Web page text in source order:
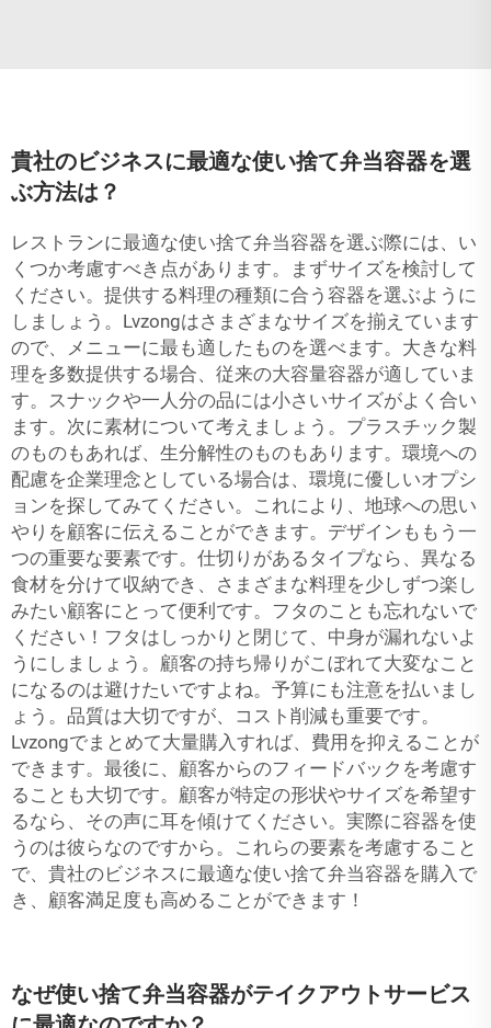
貴社のビジネスに最適な使い捨て弁当容器を選
ぶ方法は？
レストランに最適な使い捨て弁当容器を選ぶ際には、い
くつか考慮すべき点があります。まずサイズを検討して
ください。提供する料理の種類に合う容器を選ぶように
しましょう。Lvzongはさまざまなサイズを揃えています
ので、メニューに最も適したものを選べます。大きな料
理を多数提供する場合、従来の大容量容器が適していま
す。スナックや一人分の品には小さいサイズがよく合い
ます。次に素材について考えましょう。プラスチック製
のものもあれば、生分解性のものもあります。環境への
配慮を企業理念としている場合は、環境に優しいオプシ
ョンを探してみてください。これにより、地球への思い
やりを顧客に伝えることができます。デザインももう一
つの重要な要素です。仕切りがあるタイプなら、異なる
食材を分けて収納でき、さまざまな料理を少しずつ楽し
みたい顧客にとって便利です。フタのことも忘れないで
ください！フタはしっかりと閉じて、中身が漏れないよ
うにしましょう。顧客の持ち帰りがこぼれて大変なこと
になるのは避けたいですよね。予算にも注意を払いまし
ょう。品質は大切ですが、コスト削減も重要です。
Lvzongでまとめて大量購入すれば、費用を抑えることが
できます。最後に、顧客からのフィードバックを考慮す
ることも大切です。顧客が特定の形状やサイズを希望す
るなら、その声に耳を傾けてください。実際に容器を使
うのは彼らなのですから。これらの要素を考慮すること
で、貴社のビジネスに最適な使い捨て弁当容器を購入で
き、顧客満足度も高めることができます！
なぜ使い捨て弁当容器がテイクアウトサービス